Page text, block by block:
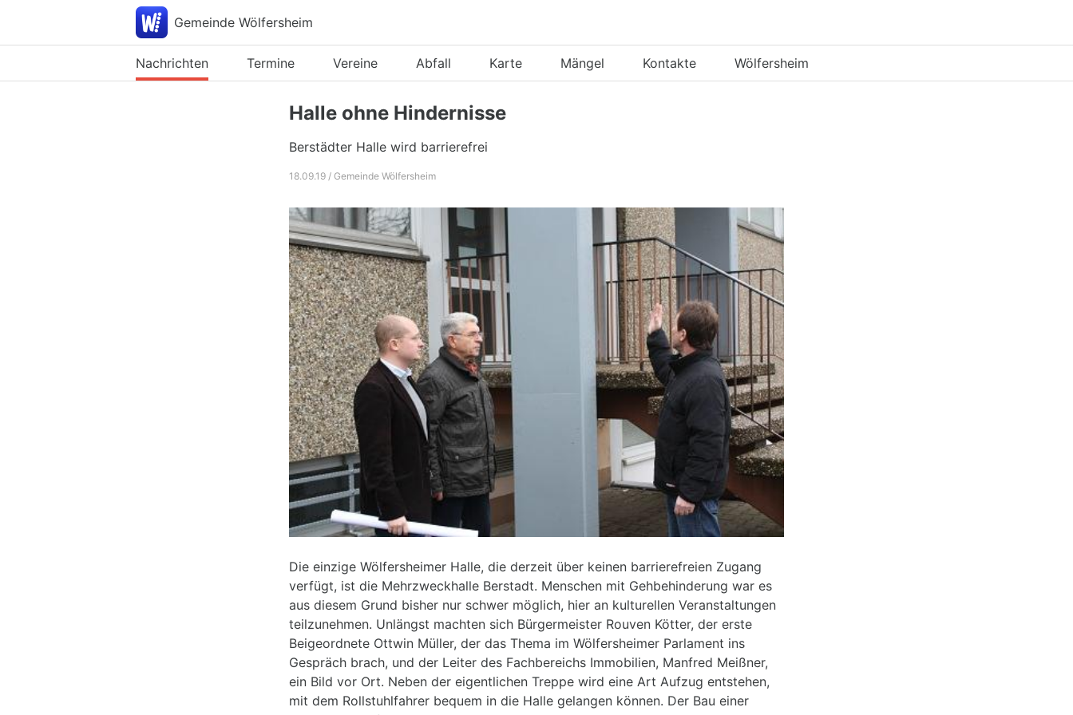
Gemeinde Wölfersheim
Nachrichten Termine Vereine Abfall Karte Mängel Kontakte Wölfersheim
Halle ohne Hindernisse
Berstädter Halle wird barrierefrei
18.09.19 / Gemeinde Wölfersheim
Die einzige Wölfersheimer Halle, die derzeit über keinen barrierefreien Zugang
verfügt, ist die Mehrzweckhalle Berstadt. Menschen mit Gehbehinderung war es
aus diesem Grund bisher nur schwer möglich, hier an kulturellen Veranstaltungen
teilzunehmen. Unlängst machten sich Bürgermeister Rouven Kötter, der erste
Beigeordnete Ottwin Müller, der das Thema im Wölfersheimer Parlament ins
Gespräch brach, und der Leiter des Fachbereichs Immobilien, Manfred Meißner,
ein Bild vor Ort. Neben der eigentlichen Treppe wird eine Art Aufzug entstehen,
mit dem Rollstuhlfahrer bequem in die Halle gelangen können. Der Bau einer